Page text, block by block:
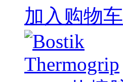
加入购物车